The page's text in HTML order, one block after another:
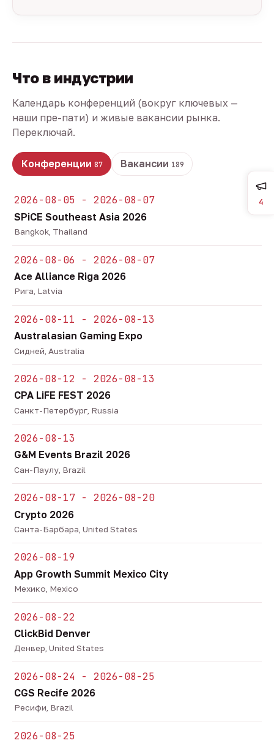
Что в индустрии
Календарь конференций (вокруг ключевых —
наши пре-пати) и живые вакансии рынка.
Переключай.
Конференции 87 Вакансии 189
2026-08-05 - 2026-08-07
SPiCE Southeast Asia 2026
Bangkok, Thailand
2026-08-06 - 2026-08-07
Ace Alliance Riga 2026
Рига, Latvia
2026-08-11 - 2026-08-13
Australasian Gaming Expo
Сидней, Australia
2026-08-12 - 2026-08-13
CPA LiFE FEST 2026
Санкт-Петербург, Russia
2026-08-13
G&M Events Brazil 2026
Сан-Паулу, Brazil
2026-08-17 - 2026-08-20
Crypto 2026
Санта-Барбара, United States
2026-08-19
App Growth Summit Mexico City
Мехико, Mexico
2026-08-22
ClickBid Denver
Денвер, United States
2026-08-24 - 2026-08-25
CGS Recife 2026
Ресифи, Brazil
2026-08-25
4